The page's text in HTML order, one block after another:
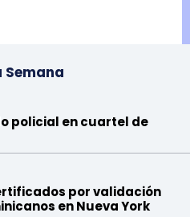
Semana
policial en cuartel de
por validación
en Nueva York